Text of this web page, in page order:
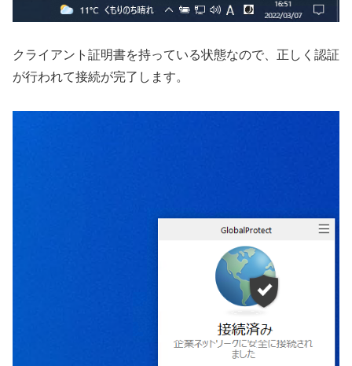
クライアント証明書を持っている状態なので、正しく認証
が行われて接続が完了します。